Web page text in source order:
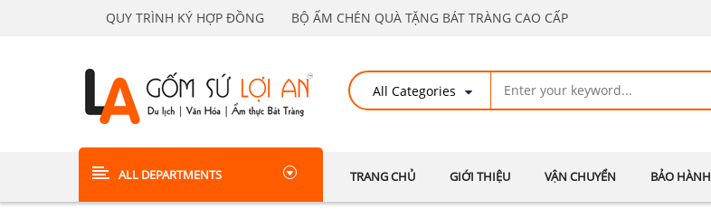
QUY TRÌNH KÝ HỢP ĐỒNG BỘ ẤM CHÉN QUÀ TẶNG BÁT TRÀNG CAO CẤP
ALL DEPARTMENTS TRANG CHỦ GIỚI THIỆU VẬN CHUYỂN BẢO HÀNH